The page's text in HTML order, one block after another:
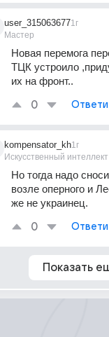
user_315063677
Мастер
1г
Новая перемога
ТЦК устроило
их на фронт..
0
kompensator_kh
Искусственный интеллект
1г
Но тогда надо
возле оперного и
же не украинец.
0
Показать